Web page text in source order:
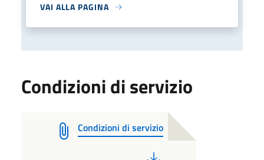
VAI ALLA PAGINA
Condizioni di servizio
Condizioni di servizio